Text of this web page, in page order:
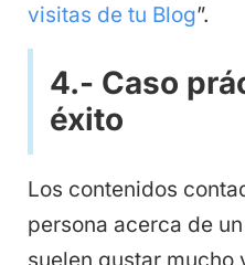
visitas de tu Blog”.
4.- Caso
éxito
Los contenidos
persona acerca de